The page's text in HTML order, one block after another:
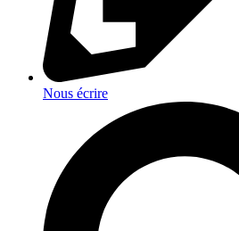
Nous écrire